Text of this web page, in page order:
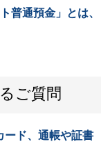
普通預金」とは、
ご質問
ード、通帳や証書